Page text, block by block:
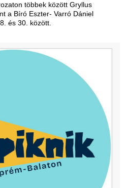
többek között Gryllus
a Bíró Eszter- Varró Dániel
és 30. között.